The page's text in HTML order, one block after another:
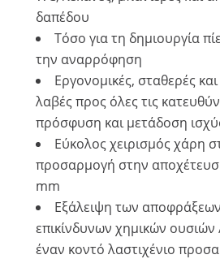
δαπέδου
Τόσο για τη δημιουργία
την αναρρόφηση
Εργονομικές, σταθερές
λαβές προς όλες τις
πρόσφυση και μετάδοση
Εύκολος χειρισμός χάρη
προσαρμογή στην
mm
Εξάλειψη των
επικίνδυνων χημικών
έναν κοντό λαστιχένιο